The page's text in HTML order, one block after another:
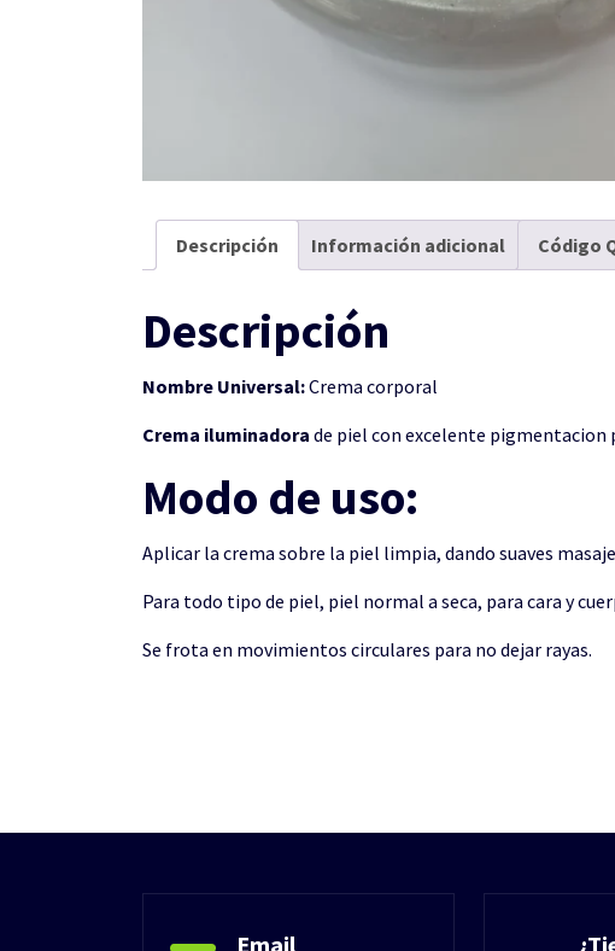
Descripción Información adicional Código
Descripción
Nombre Universal:Crema corporal
Crema iluminadora de piel con excelente pigmentacion
Modo de uso:
Aplicar la crema sobre la piel limpia, dando suaves
Para todo tipo de piel, piel normal a seca, para cara y
Se frota en movimientos circulares para no dejar rayas.
Email